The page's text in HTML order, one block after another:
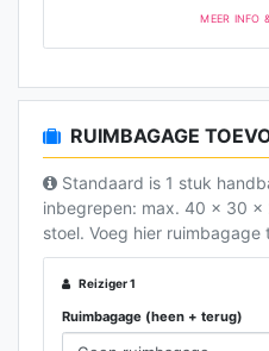
MEER INFO
RUIMBAGAGE
Standaard is 1 stuk
inbegrepen: max. 40 x 30 x
stoel. Voeg hier
Reiziger 1
Ruimbagage (heen + terug)